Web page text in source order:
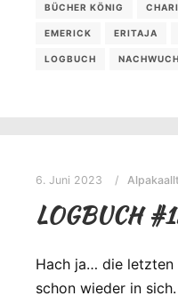
BÜCHER KÖNIG CHARI
EMERICK ERITAJA
LOGBUCH
6. Juni 2023
LOGBUCH
Hach ja… die letzten
schon wieder in sich.